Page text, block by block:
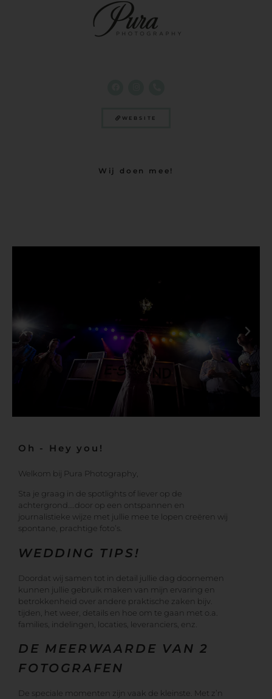
WEBSITE
Wij doen mee!
Oh - Hey you!
Welkom bij Pura Photography,
Sta je graag in de spotlights of liever op de
achtergrond….door op een ontspannen en
journalistieke wijze met jullie mee te lopen creëren wij
spontane, prachtige foto’s.
WEDDING TIPS!
Doordat wij samen tot in detail jullie dag doornemen
kunnen jullie gebruik maken van mijn ervaring en
betrokkenheid over andere praktische zaken bijv.
tijden, het weer, details en hoe om te gaan met o.a.
families, indelingen, locaties, leveranciers, enz.
DE MEERWAARDE VAN 2
FOTOGRAFEN
De speciale momenten zijn vaak de kleinste. Met z’n